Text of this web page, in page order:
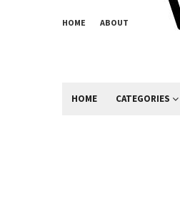
HOME ABOUT CONTACT
HOME CATEGORIES